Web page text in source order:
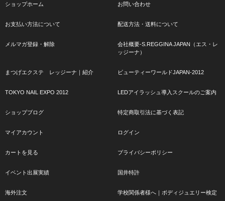
ショップホーム お問い合わせ
お支払い方法について 配送方法・送料について
メルマガ登録・解除
会社概要-S.REGGINA JAPAN（エス・レ
ッジーナ）
まつげエクステ レッジーナ｜紹介 ビューティーワールドJAPAN-2012
TOKYO NAIL EXPO 2012 LEDアイラッシュ導入スクールのご案内
ショップブログ 特定商取引法に基づく表記
マイアカウント ログイン
カートを見る プライバシーポリシー
イベント出展実績 国井特許
海外注文 学校関係者様へ｜ボディジュエリー検定